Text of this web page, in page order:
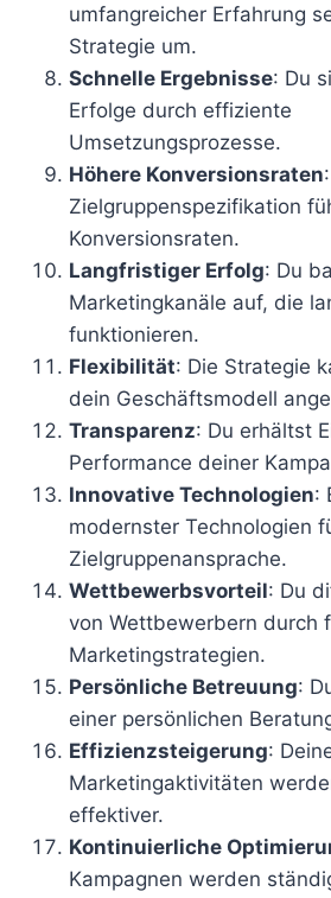
umfangreicher Erfahrung
Strategie um.
Schnelle Ergebnisse: Du
Erfolge durch effiziente
Umsetzungsprozesse.
Höhere Konversionsraten
Zielgruppenspezifikation
Konversionsraten.
Langfristiger Erfolg: Du
Marketingkanäle auf, die
funktionieren.
Flexibilität: Die Strategie
dein Geschäftsmodell
Transparenz: Du erhältst
Performance deiner
Innovative Technologien:
modernster Technologien
Zielgruppenansprache.
Wettbewerbsvorteil: Du
von Wettbewerbern durch
Marketingstrategien.
Persönliche Betreuung:
einer persönlichen
Effizienzsteigerung:
Marketingaktivitäten
effektiver.
Kontinuierliche
Kampagnen werden